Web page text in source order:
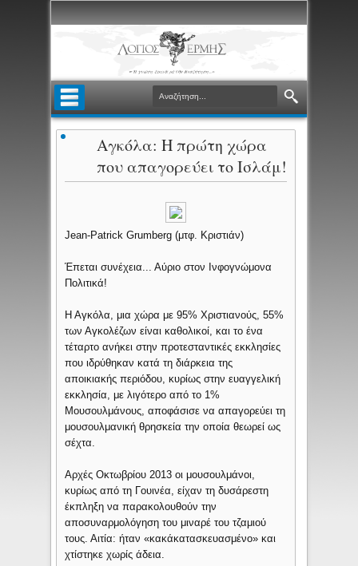
Αγκόλα: Η πρώτη χώρα
που απαγορεύει το Ισλάμ!
Jean-Patrick Grumberg (μτφ. Κριστιάν)
Έπεται συνέχεια... Αύριο στον Ινφογνώμονα
Πολιτικά!
Η Αγκόλα, μια χώρα με 95% Χριστιανούς, 55%
των Αγκολέζων είναι καθολικοί, και το ένα
τέταρτο ανήκει στην προτεσταντικές εκκλησίες
που ιδρύθηκαν κατά τη διάρκεια της
αποικιακής περιόδου, κυρίως στην ευαγγελική
εκκλησία, με λιγότερο από το 1%
Μουσουλμάνους, αποφάσισε να απαγορεύει τη
μουσουλμανική θρησκεία την οποία θεωρεί ως
σέχτα.
Αρχές Οκτωβρίου 2013 οι μουσουλμάνοι,
κυρίως από τη Γουινέα, είχαν τη δυσάρεστη
έκπληξη να παρακολουθούν την
αποσυναρμολόγηση του μιναρέ του τζαμιού
τους. Αιτία: ήταν «κακάκατασκευασμένο» και
χτίστηκε χωρίς άδεια.